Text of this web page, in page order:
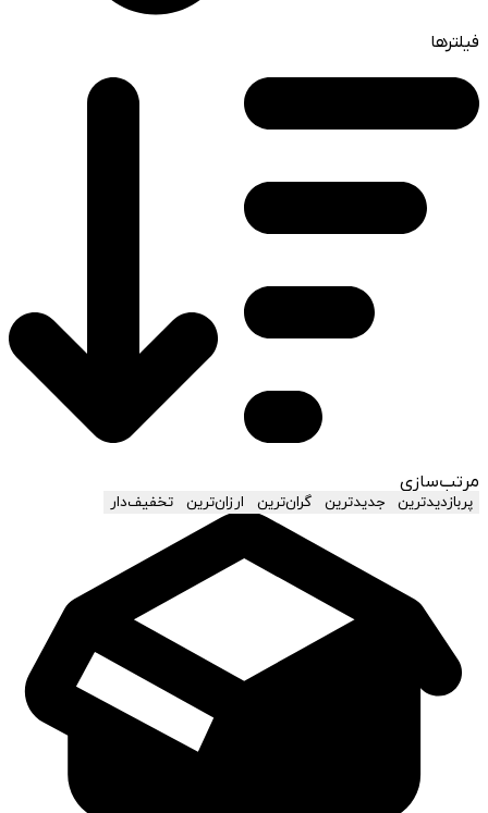
فیلترها
مرتب‌سازی
پربازدیدترین جدیدترین گران‌ترین ارزان‌ترین تخفیف‌دار